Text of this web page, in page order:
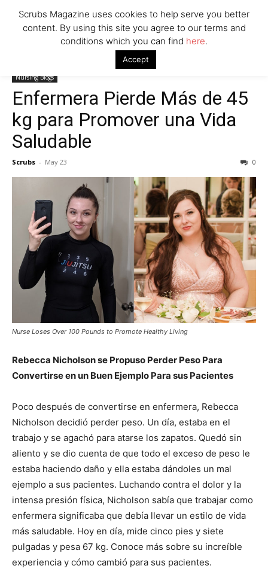
Enfermera Pierde Más de 45 kg para
Nursing Blogs
Enfermera Pierde Más de 45
kg para Promover una Vida
Saludable
Scrubs - May 23 0
Nurse Loses Over 100 Pounds to Promote Healthy Living
Rebecca Nicholson se Propuso Perder Peso Para
Convertirse en un Buen Ejemplo Para sus Pacientes
Poco después de convertirse en enfermera, Rebecca
Nicholson decidió perder peso. Un día, estaba en el
trabajo y se agachó para atarse los zapatos. Quedó sin
aliento y se dio cuenta de que todo el exceso de peso le
estaba haciendo daño y ella estaba dándoles un mal
ejemplo a sus pacientes. Luchando contra el dolor y la
intensa presión física, Nicholson sabía que trabajar como
enfermera significaba que debía llevar un estilo de vida
más saludable. Hoy en día, mide cinco pies y siete
pulgadas y pesa 67 kg. Conoce más sobre su increíble
experiencia y cómo cambió para sus pacientes.
Scrubs Magazine uses cookies to help serve you better
content. By using this site you agree to our terms and
conditions which you can find here.
Accept